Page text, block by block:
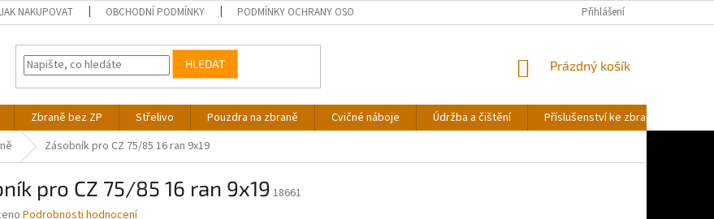
JAK NAKUPOVAT OBCHODNÍ PODMÍNKY PODMÍNKY OCHRANY OSOBNÍCH ÚDAJŮ Přihlášení
HLEDAT
NÁKUPNÍ
Prázdný košík
Zbraně bez ZP Střelivo Pouzdra na zbraně Cvičné náboje Údržba a čištění Příslušenství ke zbraním
Zásobník pro CZ 75/85 16 ran 9x19
pro CZ 75/85 16 ran 9x19 18661
Podrobnosti hodnocení